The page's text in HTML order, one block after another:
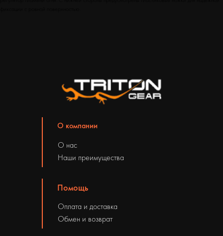
О компании
О нас
Наши преимущества
Помощь
Оплата и доставка
Обмен и возврат